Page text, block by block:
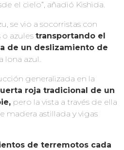
el cielo”, añadió Kishida.
se vio a socorristas con
azules transportando el
de un deslizamiento de
azul.
generalizada en la
roja tradicional de un
pero la vista a través de ella
madera astillada y vigas
de terremotos cada